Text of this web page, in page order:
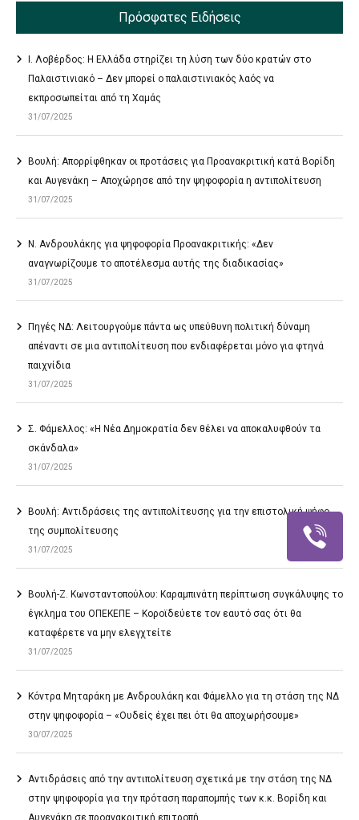
Πρόσφατες Ειδήσεις
Ι. Λοβέρδος: Η Ελλάδα στηρίζει τη λύση των δύο κρατών στο
Παλαιστινιακό – Δεν μπορεί ο παλαιστινιακός λαός να
εκπροσωπείται από τη Χαμάς
31/07/2025
Βουλή: Απορρίφθηκαν οι προτάσεις για Προανακριτική κατά Βορίδη
και Αυγενάκη – Αποχώρησε από την ψηφοφορία η αντιπολίτευση
31/07/2025
Ν. Ανδρουλάκης για ψηφοφορία Προανακριτικής: «Δεν
αναγνωρίζουμε το αποτέλεσμα αυτής της διαδικασίας»
31/07/2025
Πηγές ΝΔ: Λειτουργούμε πάντα ως υπεύθυνη πολιτική δύναμη
απέναντι σε μια αντιπολίτευση που ενδιαφέρεται μόνο για φτηνά
παιχνίδια
31/07/2025
Σ. Φάμελλος: «Η Νέα Δημοκρατία δεν θέλει να αποκαλυφθούν τα
σκάνδαλα»
31/07/2025
Βουλή: Αντιδράσεις της αντιπολίτευσης για την επιστολική ψήφο
της συμπολίτευσης
31/07/2025
Βουλή-Ζ. Κωνσταντοπούλου: Καραμπινάτη περίπτωση συγκάλυψης το
έγκλημα του ΟΠΕΚΕΠΕ – Κοροϊδεύετε τον εαυτό σας ότι θα
καταφέρετε να μην ελεγχτείτε
31/07/2025
Κόντρα Μηταράκη με Ανδρουλάκη και Φάμελλο για τη στάση της ΝΔ
στην ψηφοφορία – «Ουδείς έχει πει ότι θα αποχωρήσουμε»
30/07/2025
Αντιδράσεις από την αντιπολίτευση σχετικά με την στάση της ΝΔ
στην ψηφοφορία για την πρόταση παραπομπής των κ.κ. Βορίδη και